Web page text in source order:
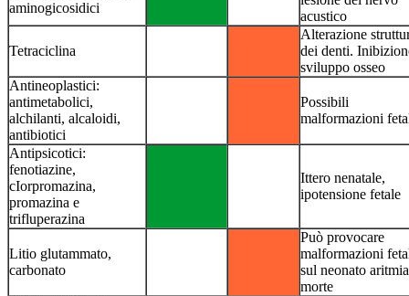
aminogicosidici
acustico
Tetraciclina
Alterazione
dei denti.
sviluppo osseo
Antineoplastici:
antimetabolici,
alchilanti, alcaloidi,
anti­biotici
Possibili
malformazioni
Antipsicotici:
fenotiazine,
cIorpromazi­na,
promazina e
trifluperazina
Ittero nenatale,
ipotensione fetale
Litio glutammato,
carbonato
Può provocare
malformazioni
sul neonato
morte